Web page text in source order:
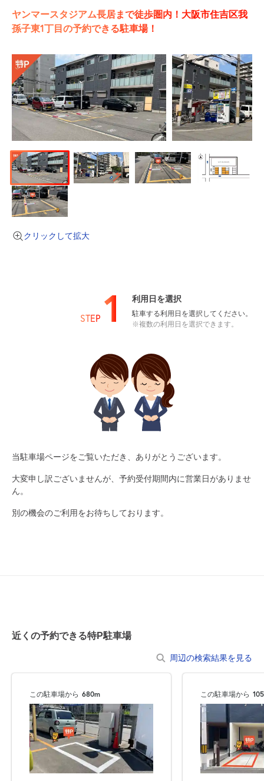
ヤンマースタジアム長居まで徒歩圏内！大阪市住吉区我
孫子東1丁目の予約できる駐車場！
クリックして拡大
STEP 1 利用日を選択
駐車する利用日を選択してください。
※複数の利用日を選択できます。
当駐車場ページをご覧いただき、ありがとうございます。
大変申し訳ございませんが、予約受付期間内に営業日がありませ
ん。
別の機会のご利用をお待ちしております。
近くの予約できる特P駐車場
周辺の検索結果を見る
この駐車場から 680m この駐車場から